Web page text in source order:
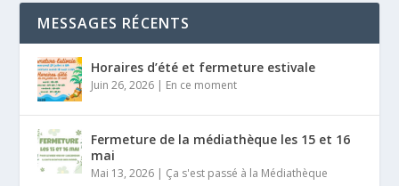
MESSAGES RÉCENTS
Horaires d’été et fermeture estivale
Juin 26, 2026 | En ce moment
Fermeture de la médiathèque les 15 et 16
mai
Mai 13, 2026 | Ça s'est passé à la Médiathèque